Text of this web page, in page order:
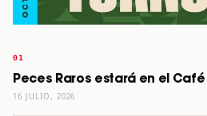
Peces Raros estará en el
16 JULIO, 2026